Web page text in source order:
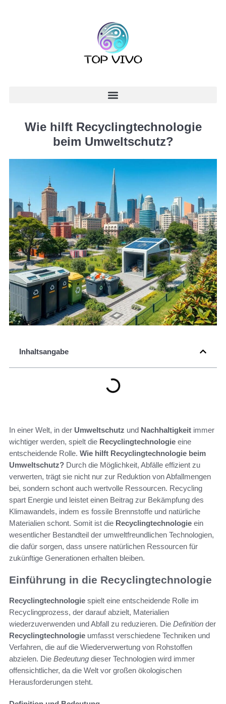
Wie hilft Recyclingtechnologie
beim Umweltschutz?
Inhaltsangabe
In einer Welt, in der Umweltschutz und Nachhaltigkeit immer
wichtiger werden, spielt die Recyclingtechnologie eine
entscheidende Rolle. Wie hilft Recyclingtechnologie beim
Umweltschutz? Durch die Möglichkeit, Abfälle effizient zu
verwerten, trägt sie nicht nur zur Reduktion von Abfallmengen
bei, sondern schont auch wertvolle Ressourcen. Recycling
spart Energie und leistet einen Beitrag zur Bekämpfung des
Klimawandels, indem es fossile Brennstoffe und natürliche
Materialien schont. Somit ist die Recyclingtechnologie ein
wesentlicher Bestandteil der umweltfreundlichen Technologien,
die dafür sorgen, dass unsere natürlichen Ressourcen für
zukünftige Generationen erhalten bleiben.
Einführung in die Recyclingtechnologie
Recyclingtechnologie spielt eine entscheidende Rolle im
Recyclingprozess, der darauf abzielt, Materialien
wiederzuverwenden und Abfall zu reduzieren. Die Definition der
Recyclingtechnologie umfasst verschiedene Techniken und
Verfahren, die auf die Wiederverwertung von Rohstoffen
abzielen. Die Bedeutung dieser Technologien wird immer
offensichtlicher, da die Welt vor großen ökologischen
Herausforderungen steht.